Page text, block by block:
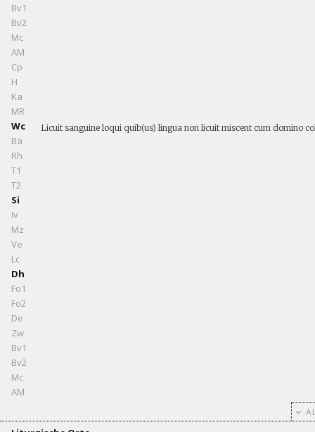
Bv1
Bv2
Mc
AM
Cp
H
Ka
MR
Wc
Licuit sanguine loqui quib(us) lingua non licuit miscent cum domino
Ba
Rh
T1
T2
Si
Iv
Mz
Ve
Lc
Dh
Fo1
Fo2
De
Zw
Bv1
Bv2
Mc
AM